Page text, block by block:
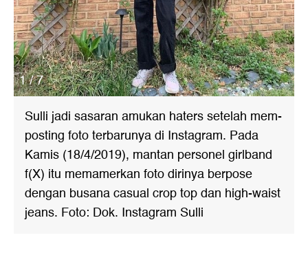
1 / 7
Sulli jadi sasaran amukan haters setelah mem-
posting foto terbarunya di Instagram. Pada
Kamis (18/4/2019), mantan personel girlband
f(X) itu memamerkan foto dirinya berpose
dengan busana casual crop top dan high-waist
jeans. Foto: Dok. Instagram Sulli